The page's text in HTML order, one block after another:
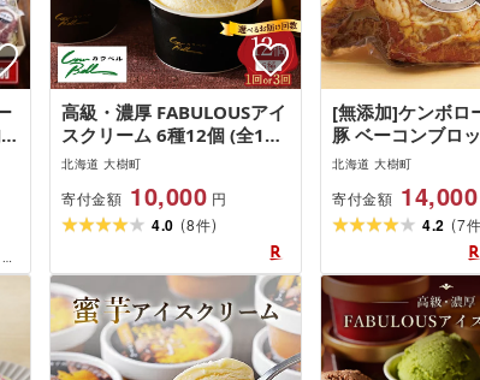
高級・濃厚 FABULOUSアイ
スクリーム 6種12個 (全1回/
毎月定期便全3回)_ アイス
ームセット デザート スイー
ツ 北海道 大樹町 クール便
送料無料 贈答 ギフト [配送
不可地域:離島][G1398015]
北海道 大樹町
寄付金額 10,000 円
4.0 (8件)
[無添加]ケンボロ
豚 ベーコンブロ
不可地域:離島]
北海道 大樹町
寄付金額 14,000
4.2 (7件